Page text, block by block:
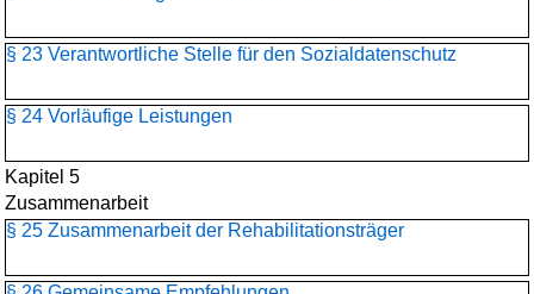
§ 23 Verantwortliche Stelle für den Sozialdatenschutz
§ 24 Vorläufige Leistungen
Kapitel 5
Zusammenarbeit
§ 25 Zusammenarbeit der Rehabilitationsträger